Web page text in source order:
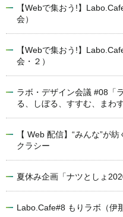
【Webで集おう!】
会）
【Webで集おう!】
会・２）
ラボ・デザイン会議 #08「
る、しぼる、すすむ、まわす
【 Web 配信】“みんな”が
クラシー
夏休み企画「ナツとしょ
Labo.Cafe#8 もりラボ（伊